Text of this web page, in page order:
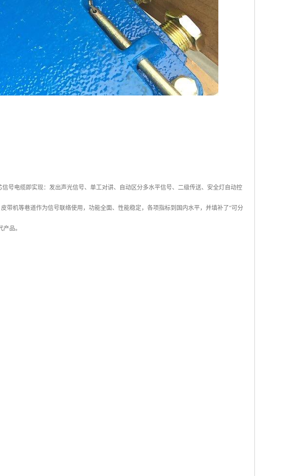
号电缆即实现：发出声光信号、单工对讲、自动区分多水平信号、二级传送、安全灯自动控
带机等巷道作为信号联络使用，功能全面、性能稳定，各项指标到国内水平，并填补了“可分
品。